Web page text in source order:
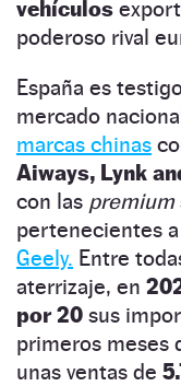
vehículos
poderoso rival
España es
mercado
marcas chinas
Aiways, Lynk
con las premium
pertenecientes
Geely. Entre
aterrizaje, en
por 20 sus
primeros meses
unas ventas de